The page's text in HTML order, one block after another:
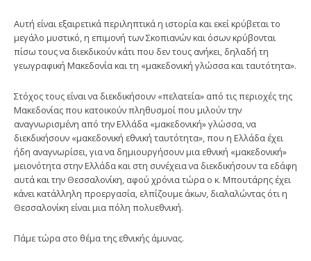
Αυτή είναι εξαιρετικά περιληπτικά η ιστορία και εκεί κρύβεται το
μεγάλο μυστικό, η επιμονή των Σκοπιανών και όσων κρύβονται
πίσω τους να διεκδικούν κάτι που δεν τους ανήκει, δηλαδή τη
γεωγραφική Μακεδονία και τη «μακεδονική γλώσσα και ταυτότητα».
Στόχος τους είναι να διεκδικήσουν «πελατεία» από τις περιοχές της
Μακεδονίας που κατοικούν πληθυσμοί που μιλούν την
αναγνωρισμένη από την Ελλάδα «μακεδονική» γλώσσα, να
διεκδικήσουν «μακεδονική εθνική ταυτότητα», που η Ελλάδα έχει
ήδη αναγνωρίσει, για να δημιουργήσουν μια εθνική «μακεδονική»
μειονότητα στην Ελλάδα και στη συνέχεια να διεκδικήσουν τα εδάφη
αυτά και την Θεσσαλονίκη, αφού χρόνια τώρα ο κ. Μπουτάρης έχει
κάνει κατάλληλη προεργασία, ελπίζουμε άκων, διαλαλώντας ότι η
Θεσσαλονίκη είναι μια πόλη πολυεθνική.
Πάμε τώρα στο θέμα της εθνικής άμυνας.